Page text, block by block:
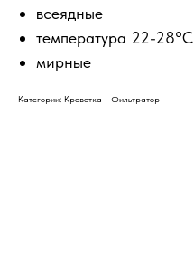
всеядные
температура 22-28°С
мирные
Категории: Креветка - Фильтратор